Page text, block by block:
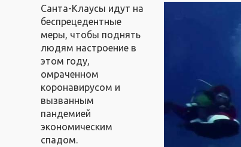
Санта-Клаусы идут на
беспрецедентные
меры, чтобы поднять
людям настроение в
этом году,
омраченном
коронавирусом и
вызванным
пандемией
экономическим
спадом.